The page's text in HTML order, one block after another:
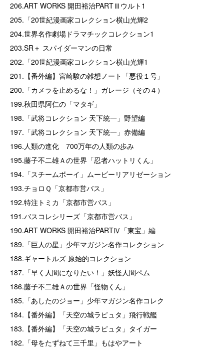
206.ART WORKS 開田裕治PARTⅢウルト1
205.「20世紀漫画家コレクション横山光輝2
204.世界名作劇場ドラマチックコレクション1
203.SR＋ スパイダーマンの日常
202.「20世紀漫画家コレクション横山光輝1
201.【番外編】宮崎駿の雑想ノート「悪役１号」
200.「カメラを止めるな！」ガレージ（その４）
199.秋田県阿仁の「マタギ」
198.「武将コレクション 天下統一」野望編
197.「武将コレクション 天下統一」赤備編
196.人類の進化 700万年の人類の歩み
195.藤子不二雄Ａの世界「忍者ハットリくん」
194.「スチームボーイ」ムービーリアリゼーション
193.チョロＱ「京都市営バス」
192.特注トミカ「京都市営バス」
191.バスコレシリーズ「京都市営バス」
190.ART WORKS 開田裕治PARTⅣ「東宝」編
189.「巨人の星」少年マガジン名作コレクション
188.ギャートルズ 原始的コレクション
187.「早く人間になりたい！」妖怪人間ペム
186.藤子不二雄Ａの世界「怪物くん」
185.「あしたのジョー」少年マガジン名作コレク
184.【番外編】「天空の城ラピュタ」飛行戦艦
183.【番外編】「天空の城ラピュタ」タイガー
182.「母をたずねて三千里」もはやアート